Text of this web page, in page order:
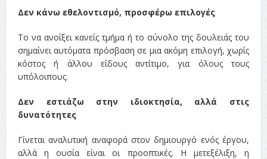
Δεν κάνω εθελοντισμό, προσφέρω επιλογές
Το να ανοίξει κανείς τμήμα ή το σύνολο της δουλειάς του
σημαίνει αυτόματα πρόσβαση σε μια ακόμη επιλογή, χωρίς
κόστος ή άλλου είδους αντίτιμο, για όλους τους
υπόλοιπους.
Δεν εστιάζω στην ιδιοκτησία, αλλά στις
δυνατότητες
Γίνεται αναλυτική αναφορά στον δημιουργό ενός έργου,
αλλά η ουσία είναι οι προοπτικές. Η μετεξέλιξη, η